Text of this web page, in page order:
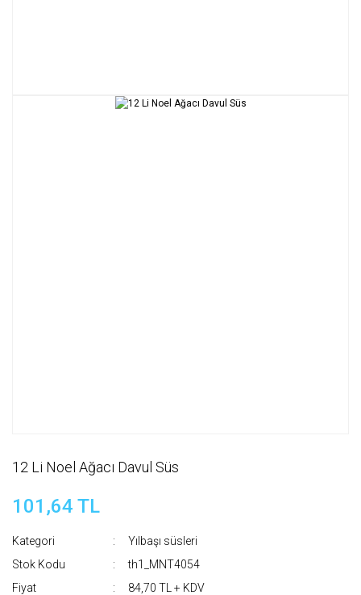
12 Li Noel Ağacı Davul Süs
101,64 TL
Kategori
Yılbaşı süsleri
Stok Kodu
th1_MNT4054
Fiyat
84,70 TL + KDV